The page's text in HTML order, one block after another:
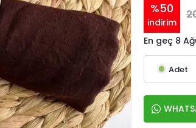
%50
indirim
En geç 8
Adet